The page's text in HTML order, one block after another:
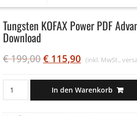
Tungsten KOFAX Power PDF
Download
€199,00€ 115,90 (inkl. MwSt.,
Tungsten
KOFAX
Power
In den Warenkorb